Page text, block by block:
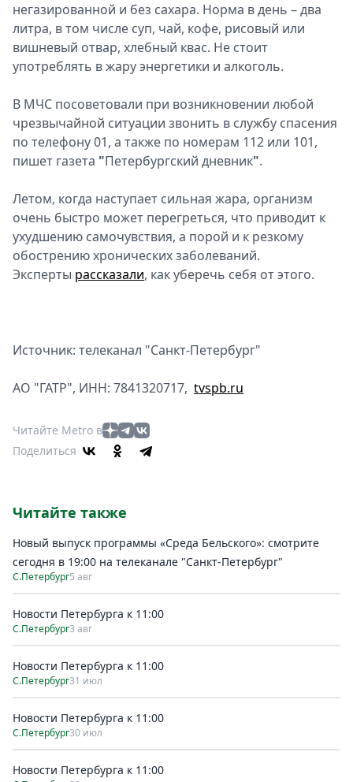
негазированной и без сахара. Норма в день – два
литра, в том числе суп, чай, кофе, рисовый или
вишневый отвар, хлебный квас. Не стоит
употреблять в жару энергетики и алкоголь.
В МЧС посоветовали при возникновении любой
чрезвычайной ситуации звонить в службу спасения
по телефону 01, а также по номерам 112 или 101,
пишет газета "Петербургский дневник".
Летом, когда наступает сильная жара, организм
очень быстро может перегреться, что приводит к
ухудшению самочувствия, а порой и к резкому
обострению хронических заболеваний.
Эксперты рассказали, как уберечь себя от этого.
Источник: телеканал "Санкт-Петербург"
АО "ГАТР", ИНН: 7841320717, tvspb.ru
Читайте Metro в
Поделиться
Читайте также
Новый выпуск программы «Среда Бельского»: смотрите
сегодня в 19:00 на телеканале "Санкт-Петербург"
С.Петербург5 авг
Новости Петербурга к 11:00
С.Петербург3 авг
Новости Петербурга к 11:00
С.Петербург31 июл
Новости Петербурга к 11:00
С.Петербург30 июл
Новости Петербурга к 11:00